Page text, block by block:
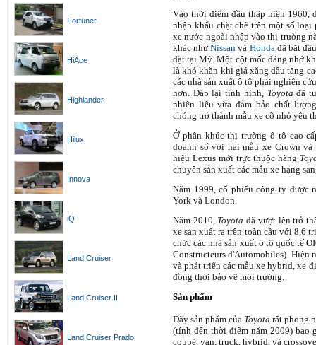
Fortuner
HiAce
Highlander
Hilux
Innova
iQ
Land Cruiser
Land Cruiser II
Land Cruiser Prado
Vào thời điểm đầu thập niên 1960,
nhập khẩu chặt chẽ trên một số
xe nước ngoài nhập vào thị trường
khác nhưNissan và Hondađã bắt
đặt tại Mỹ. Một cột mốc đáng nhớ
là khó khăn khi giá xăng dầu tăng
các nhà sản xuất ô tô phải nghiên
hơn. Đáp lại tình hình, Toyota đã
nhiên liệu vừa đảm bảo chất
chóng trở thành mẫu xe cỡ nhỏ yêu
Ở phân khúc thị trường ô tô cao
doanh số với hai mẫu xe Crown và
hiệu Lexus mới trực thuộc hãng
chuyên sản xuất các mẫu xe hạng
Năm 1999, cổ phiếu công ty được
York và London.
Năm 2010, Toyota đã vượt lên trở
xe sản xuất ra trên toàn cầu với 8,6
chức các nhà sản xuất ô tô quốc tế
Constructeurs d'Automobiles). Hiện
và phát triển các mẫu xe hybrid, xe
đồng thời bảo vệ môi trường.
Sản phẩm
Dãy sản phẩm của Toyota rất phong
(tính đến thời điểm năm 2009) bao
coupé, van, truck, hybrid, và